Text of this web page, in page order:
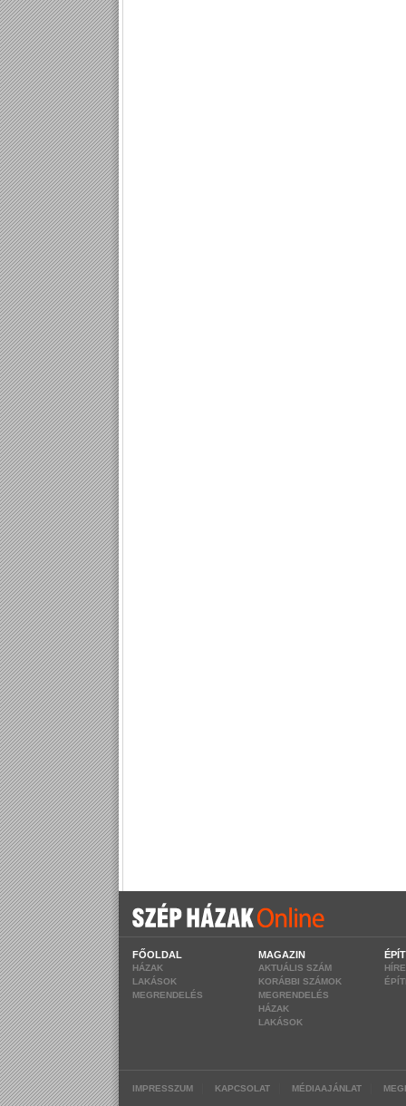
FŐOLDAL
HÁZAK
LAKÁSOK
MEGRENDELÉS
MAGAZIN
AKTUÁLIS SZÁM
KORÁBBI SZÁMOK
MEGRENDELÉS
HÁZAK
LAKÁSOK
IMPRESSZUM KAPCSOLAT MÉDIAAJÁNLAT